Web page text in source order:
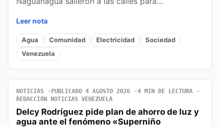
Leer nota
Agua Comunidad Electricidad
Sociedad
Venezuela
NOTICIAS PUBLICADO 4 AGOSTO 2026
4 MIN DE LECTURA
REDACCIÓN NOTICIAS VENEZUELA
Delcy Rodríguez pide plan de ahorro de luz y
agua ante el fenómeno «Superniño